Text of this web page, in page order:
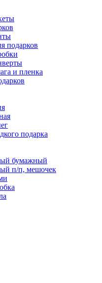
подарков
и пленка
подарка
бумажный
п/п, мешочек